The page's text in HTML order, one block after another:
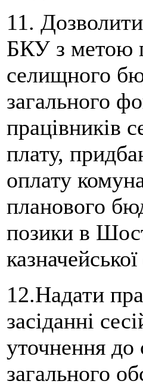
11.
БКУ з метою
селищного
загального
працівників
плату,
оплату
планового
позики в
12.Надати
засіданні
уточнення
загального